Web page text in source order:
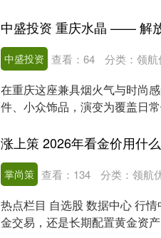
中盛投资 查看： 64 分类： 领航
在重庆这座兼具烟火气与时尚
件、小众饰品，演变为覆盖日
掌尚策 查看： 134 分类： 领航
热点栏目 自选股 数据中心 行
金交易，还是长期配置黄金资